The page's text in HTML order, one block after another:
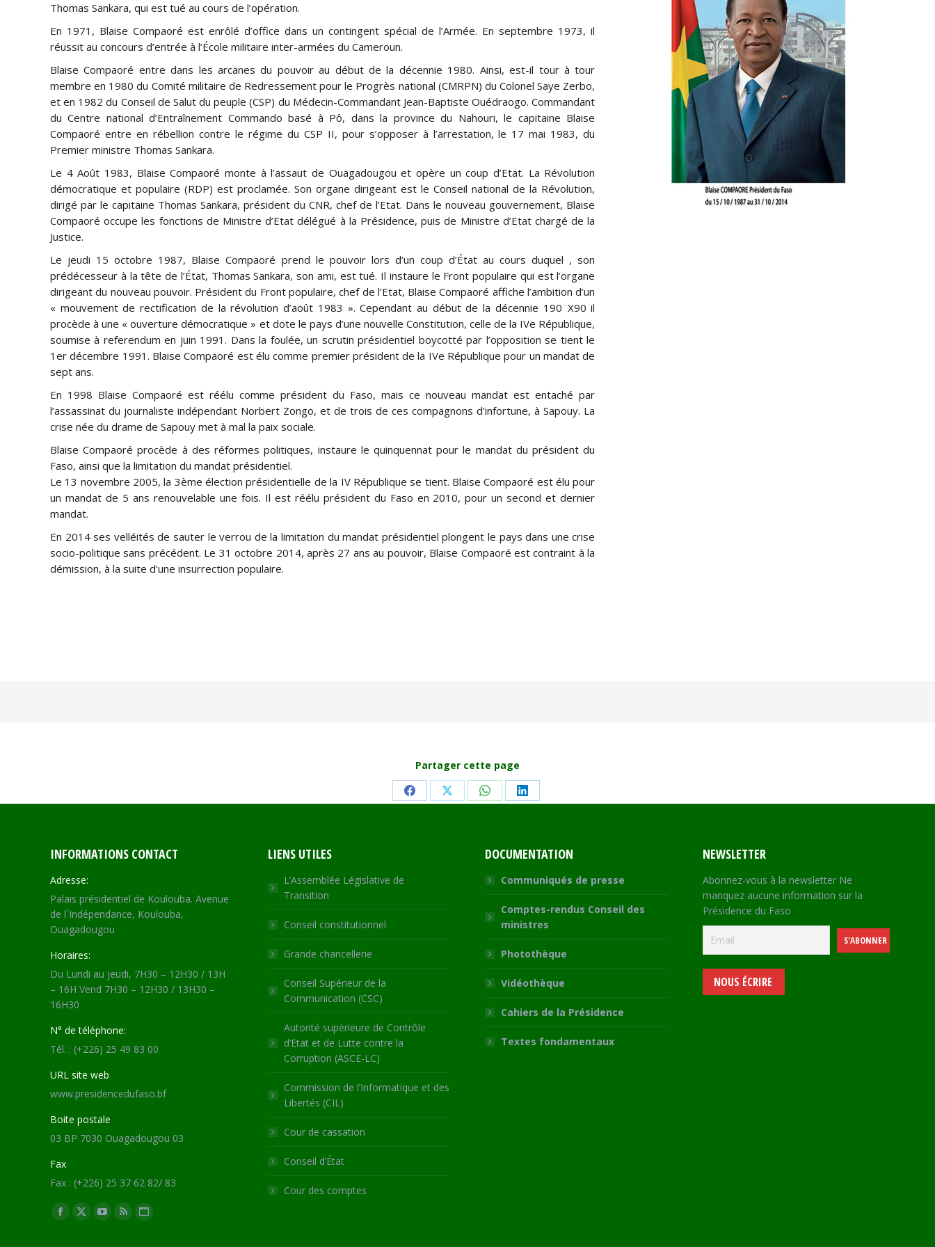
Thomas Sankara, qui est tué au cours de l’opération.
En 1971, Blaise Compaoré est enrôlé d’office dans un contingent spécial de l’Armée. En septembre 1973, il
réussit au concours d’entrée à l’École militaire inter-armées du Cameroun.
Blaise Compaoré entre dans les arcanes du pouvoir au début de la décennie 1980. Ainsi, est-il tour à tour
membre en 1980 du Comité militaire de Redressement pour le Progrès national (CMRPN) du Colonel Saye Zerbo,
et en 1982 du Conseil de Salut du peuple (CSP) du Médecin-Commandant Jean-Baptiste Ouédraogo. Commandant
du Centre national d’Entraînement Commando basé à Pô, dans la province du Nahouri, le capitaine Blaise
Compaoré entre en rébellion contre le régime du CSP II, pour s’opposer à l’arrestation, le 17 mai 1983, du
Premier ministre Thomas Sankara.
Le 4 Août 1983, Blaise Compaoré monte à l’assaut de Ouagadougou et opère un coup d’Etat. La Révolution
démocratique et populaire (RDP) est proclamée. Son organe dirigeant est le Conseil national de la Révolution,
dirigé par le capitaine Thomas Sankara, président du CNR, chef de l’Etat. Dans le nouveau gouvernement, Blaise
Compaoré occupe les fonctions de Ministre d’Etat délégué à la Présidence, puis de Ministre d’Etat chargé de la
Justice.
Le jeudi 15 octobre 1987, Blaise Compaoré prend le pouvoir lors d’un coup d’État au cours duquel , son
prédécesseur à la tête de l’État, Thomas Sankara, son ami, est tué. Il instaure le Front populaire qui est l’organe
dirigeant du nouveau pouvoir. Président du Front populaire, chef de l’Etat, Blaise Compaoré affiche l’ambition d’un
« mouvement de rectification de la révolution d’août 1983 ». Cependant au début de la décennie 190¨X90 il
procède à une « ouverture démocratique » et dote le pays d’une nouvelle Constitution, celle de la IVe République,
soumise à referendum en juin 1991. Dans la foulée, un scrutin présidentiel boycotté par l’opposition se tient le
1er décembre 1991. Blaise Compaoré est élu comme premier président de la IVe République pour un mandat de
sept ans.
En 1998 Blaise Compaoré est réélu comme président du Faso, mais ce nouveau mandat est entaché par
l’assassinat du journaliste indépendant Norbert Zongo, et de trois de ces compagnons d’infortune, à Sapouy. La
crise née du drame de Sapouy met à mal la paix sociale.
Blaise Compaoré procède à des réformes politiques, instaure le quinquennat pour le mandat du président du
Faso, ainsi que la limitation du mandat présidentiel.
Le 13 novembre 2005, la 3ème élection présidentielle de la IV République se tient. Blaise Compaoré est élu pour
un mandat de 5 ans renouvelable une fois. Il est réélu président du Faso en 2010, pour un second et dernier
mandat.
En 2014 ses velléités de sauter le verrou de la limitation du mandat présidentiel plongent le pays dans une crise
socio-politique sans précédent. Le 31 octobre 2014, après 27 ans au pouvoir, Blaise Compaoré est contraint à la
démission, à la suite d’une insurrection populaire.
Partager cette page
Share Share Share Share
INFORMATIONS CONTACT
Adresse:
Palais présidentiel de Koulouba. Avenue
de l´Indépendance, Koulouba,
Ouagadougou
Horaires:
Du Lundi au jeudi, 7H30 – 12H30 / 13H
– 16H Vend 7H30 – 12H30 / 13H30 –
16H30
N° de téléphone:
Tél. : (+226) 25 49 83 00
URL site web
www.presidencedufaso.bf
Boite postale
03 BP 7030 Ouagadougou 03
Fax
Fax : (+226) 25 37 62 82/ 83
Trouvez nous sur :
Facebook
X
YouTube
RSS Site
LIENS UTILES
L’Assemblée Législative de
Transition
Conseil constitutionnel
Grande chancellerie
Conseil Supérieur de la
Communication (CSC)
Autorité supérieure de Contrôle
d’Etat et de Lutte contre la
Corruption (ASCE-LC)
Commission de l’Informatique et des
Libertés (CIL)
Cour de cassation
Conseil d’État
Cour des comptes
DOCUMENTATION
Communiqués de presse
Comptes-rendus Conseil des
ministres
Photothèque
Vidéothèque
Cahiers de la Présidence
Textes fondamentaux
NEWSLETTER
Abonnez-vous à la newsletter Ne
manquez aucune information sur la
Présidence du Faso
NOUS ÉCRIRE